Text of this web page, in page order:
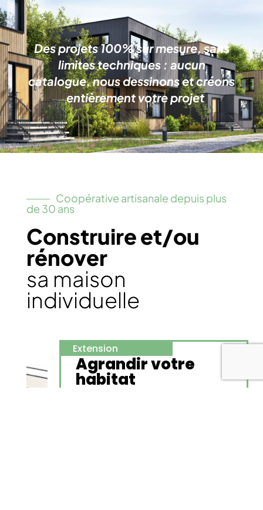
Des projets 100% sur mesure, sans
limites techniques : aucun
catalogue, nous dessinons et créons
entièrement votre projet
Coopérative artisanale depuis plus
de 30 ans
Construire et/ou
rénover
sa maison
individuelle
Extension
Agrandir votre
habitat